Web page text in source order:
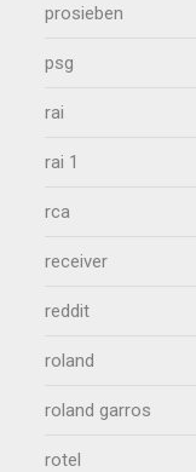
prosieben
psg
rai
rai 1
rca
receiver
reddit
roland
roland garros
rotel